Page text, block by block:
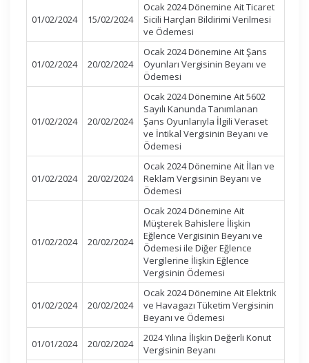
01/02/2024 15/02/2024
Ocak 2024 Dönemine Ait Ticaret
Sicili Harçları Bildirimi Verilmesi
ve Ödemesi
01/02/2024 20/02/2024
Ocak 2024 Dönemine Ait Şans
Oyunları Vergisinin Beyanı ve
Ödemesi
01/02/2024 20/02/2024
Ocak 2024 Dönemine Ait 5602
Sayılı Kanunda Tanımlanan
Şans Oyunlarıyla İlgili Veraset
ve İntikal Vergisinin Beyanı ve
Ödemesi
01/02/2024 20/02/2024
Ocak 2024 Dönemine Ait İlan ve
Reklam Vergisinin Beyanı ve
Ödemesi
01/02/2024 20/02/2024
Ocak 2024 Dönemine Ait
Müşterek Bahislere İlişkin
Eğlence Vergisinin Beyanı ve
Ödemesi ile Diğer Eğlence
Vergilerine İlişkin Eğlence
Vergisinin Ödemesi
01/02/2024 20/02/2024
Ocak 2024 Dönemine Ait Elektrik
ve Havagazı Tüketim Vergisinin
Beyanı ve Ödemesi
01/01/2024 20/02/2024
2024 Yılına İlişkin Değerli Konut
Vergisinin Beyanı